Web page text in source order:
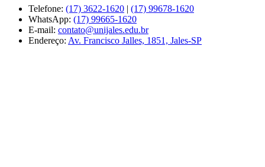
Telefone: (17) 3622-1620 | (17) 99678-1620
WhatsApp: (17) 99665-1620
E-mail: contato@unijales.edu.br
Endereço: Av. Francisco Jalles, 1851, Jales-SP